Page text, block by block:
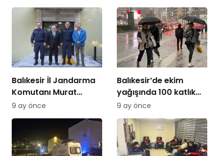
Balıkesir İl Jandarma
Komutanı Murat
Özer’den Edremit
Ticaret Odasına
9 ay önce
Balıkesir’de ekim
yağışında 100 katlık
artış
9 ay önce